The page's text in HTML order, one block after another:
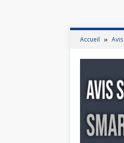
Accueil Avis